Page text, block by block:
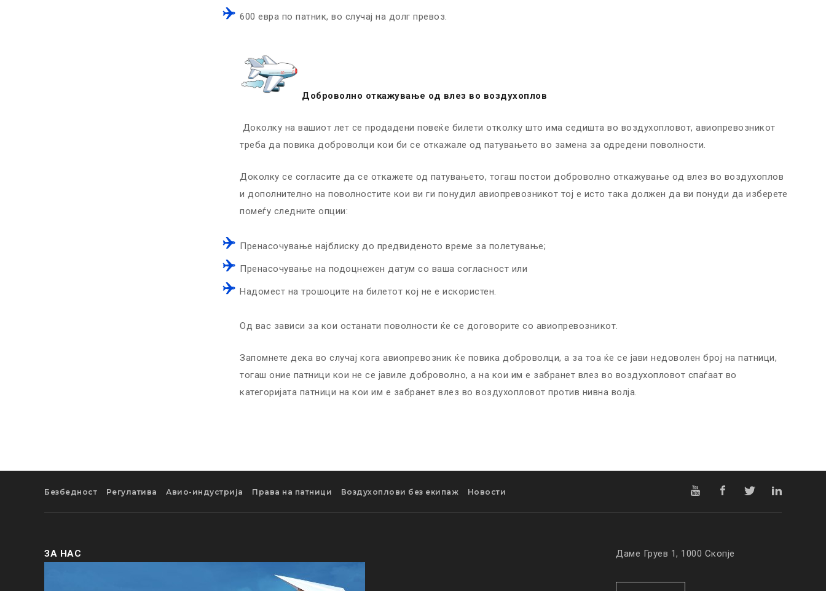
600 евра по патник, во случај на долг превоз.
Доброволно откажување од влез во воздухоплов
Доколку на вашиот лет се продадени повеќе билети отколку што има седишта во воздухопловот, авиопревозникот
треба да повика доброволци кои би се откажале од патувањето во замена за одредени поволности.
Доколку се согласите да се откажете од патувањето, тогаш постои доброволно откажување од влез во воздухоплов
и дополнително на поволностите кои ви ги понудил авиопревозникот тој е исто така должен да ви понуди да изберете
помеѓу следните опции:
Пренасочување најблиску до предвиденото време за полетување;
Пренасочување на подоцнежен датум со ваша согласност или
Надомест на трошоците на билетот кој не е искористен.
Од вас зависи за кои останати поволности ќе се договорите со авиопревозникот.
Запомнете дека во случај кога авиопревозник ќе повика доброволци, а за тоа ќе се јави недоволен број на патници,
тогаш оние патници кои не се јавиле доброволно, а на кои им е забранет влез во воздухопловот спаѓаат во
категоријата патници на кои им е забранет влез во воздухопловот против нивна волја.
Безбедност Регулатива Авио-индустрија Права на патници Воздухоплови без екипаж Новости
ЗА НАС Даме Груев 1, 1000 Скопје